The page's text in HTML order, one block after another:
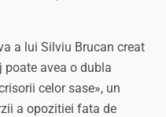
a lui Silviu Brucan creat
poate avea o dubla
celor sase», un
a opozitiei fata de